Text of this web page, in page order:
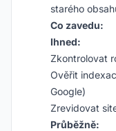
starého
Co zavedu:
Ihned:
Zkontrolovat
Ověřit
Google)
Zrevidovat
Průběžně: